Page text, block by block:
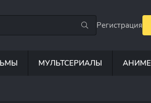
Регистрация
МУЛЬТСЕРИАЛЫ АНИМЕ